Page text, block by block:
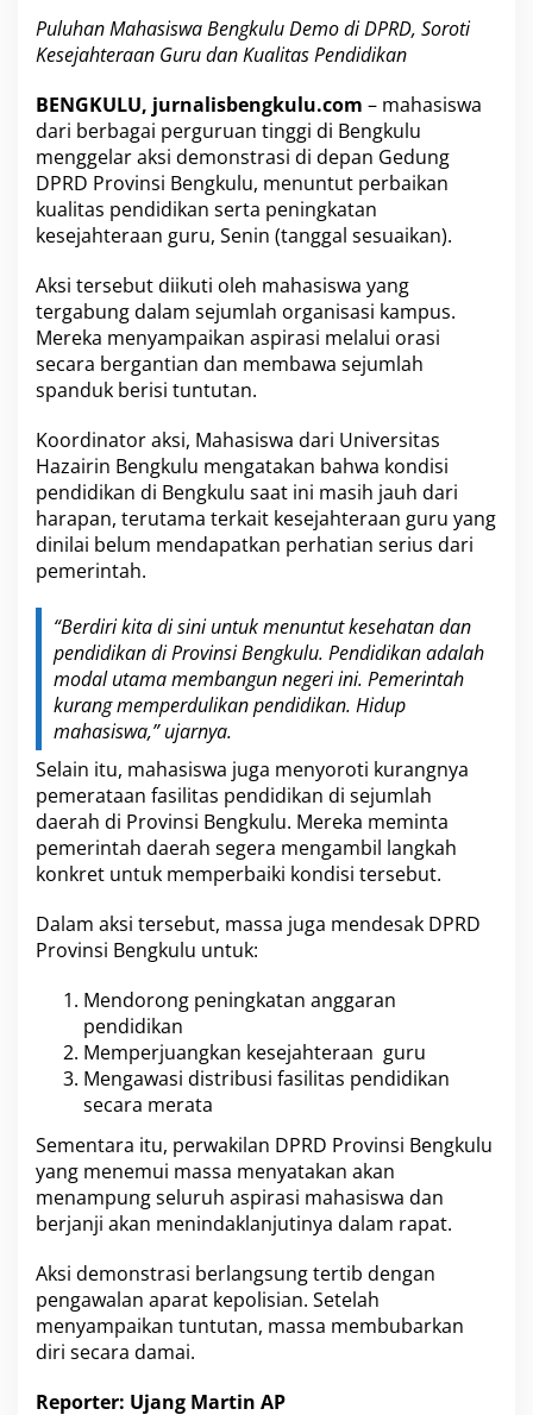
d
i
P
R
D
,
S
o
o
i
K
e
s
e
j
h
t
e
r
a
a
r
u
d
a
n
K
a
l
i
t
s
e
n
i
d
k
a
n
Puluhan Mahasiswa Bengkulu Demo di DPRD, Soroti
Kesejahteraan Guru dan Kualitas Pendidikan
BENGKULU, jurnalisbengkulu.com – mahasiswa
dari berbagai perguruan tinggi di Bengkulu
menggelar aksi demonstrasi di depan Gedung
DPRD Provinsi Bengkulu, menuntut perbaikan
kualitas pendidikan serta peningkatan
kesejahteraan guru, Senin (tanggal sesuaikan).
Aksi tersebut diikuti oleh mahasiswa yang
tergabung dalam sejumlah organisasi kampus.
Mereka menyampaikan aspirasi melalui orasi
secara bergantian dan membawa sejumlah
spanduk berisi tuntutan.
Koordinator aksi, Mahasiswa dari Universitas
Hazairin Bengkulu mengatakan bahwa kondisi
pendidikan di Bengkulu saat ini masih jauh dari
harapan, terutama terkait kesejahteraan guru yang
dinilai belum mendapatkan perhatian serius dari
pemerintah.
“Berdiri kita di sini untuk menuntut kesehatan dan
pendidikan di Provinsi Bengkulu. Pendidikan adalah
modal utama membangun negeri ini. Pemerintah
kurang memperdulikan pendidikan. Hidup
mahasiswa,” ujarnya.
Selain itu, mahasiswa juga menyoroti kurangnya
pemerataan fasilitas pendidikan di sejumlah
daerah di Provinsi Bengkulu. Mereka meminta
pemerintah daerah segera mengambil langkah
konkret untuk memperbaiki kondisi tersebut.
Dalam aksi tersebut, massa juga mendesak DPRD
Provinsi Bengkulu untuk:
Mendorong peningkatan anggaran
pendidikan
Memperjuangkan kesejahteraan guru
Mengawasi distribusi fasilitas pendidikan
secara merata
Sementara itu, perwakilan DPRD Provinsi Bengkulu
yang menemui massa menyatakan akan
menampung seluruh aspirasi mahasiswa dan
berjanji akan menindaklanjutinya dalam rapat.
Aksi demonstrasi berlangsung tertib dengan
pengawalan aparat kepolisian. Setelah
menyampaikan tuntutan, massa membubarkan
diri secara damai.
Reporter: Ujang Martin AP